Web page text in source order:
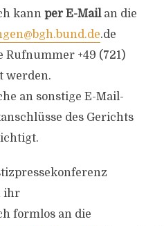
kann per E-Mail an die
.de
Rufnummer +49 (721)
werden.
an sonstige E-Mail-
des Gerichts
ihr
formlos an die